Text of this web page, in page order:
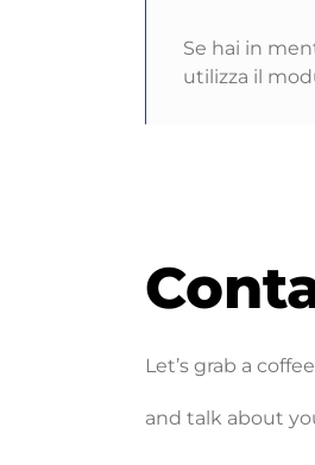
Se hai in
utilizza il
Let’s grab a coffee
and talk about